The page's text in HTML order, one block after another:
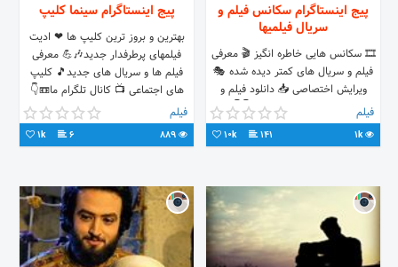
پیج اینستاگرام سکانس فیلم و
سریال فیلمیها
⁦🎞️⁩ سکانس هایی خاطره انگیز 🎬 معرفی
فیلم و سریال های کمتر دیده شده 🎭
ویرایش اختصاصی 📥 دانلود فیلم و
سریال های معرفی شده 👇👇
فیلم
1k
141
10k
پیج اینستاگرام سینما کلیپ
بهترین و بروز ترین کلیپ ها ❤ ادیت
فیلمهای پرطرفدار جدید🎶💪 معرفی
فیلم ها و سریال های جدید🎵 کلیپ
های اجتماعی 📺 کانال تلگرام ما📼👇
فیلم
6
1k